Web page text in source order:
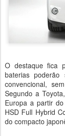
O destaque fica
baterias
convencional,
Segundo a
Europa a partir
HSD Full Hybrid
do compacto